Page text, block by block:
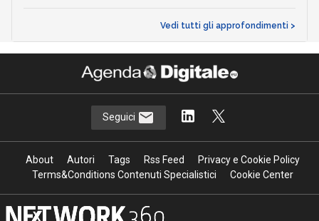
Vedi tutti gli approfondimenti >
Seguici
About Autori Tags Rss Feed
Privacy e Cookie Policy
Terms&Conditions Contenuti Specialistici
Cookie Center